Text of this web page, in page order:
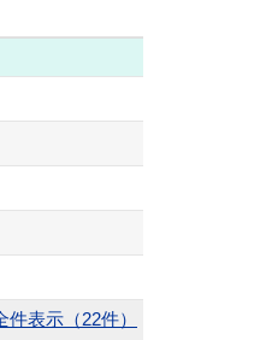
件表示（22件）